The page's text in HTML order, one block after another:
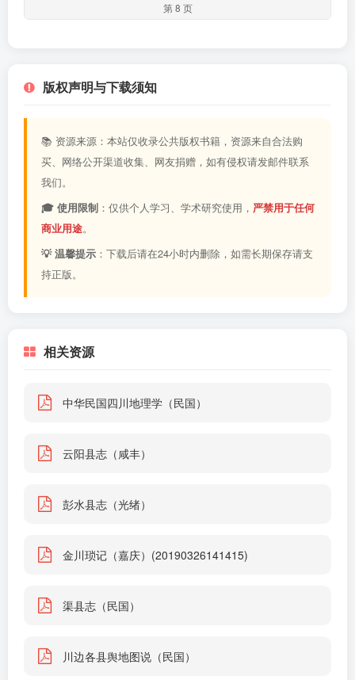
第 8 页
版权声明与下载须知
📚 资源来源：本站仅收录公共版权书籍，资源来自合法购
买、网络公开渠道收集、网友捐赠，如有侵权请发邮件联系
我们。
🎓 使用限制 ：仅供个人学习、学术研究使用， 严禁用于任何
商业用途。
💡 温馨提示 ：下载后请在24小时内删除，如需长期保存请支
持正版。
相关资源
中华民国四川地理学（民国）
云阳县志（咸丰）
彭水县志（光绪）
金川琐记（嘉庆）(20190326141415)
渠县志（民国）
川边各县舆地图说（民国）